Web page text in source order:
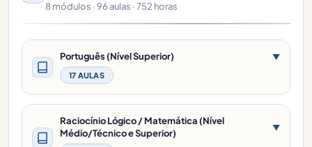
8 módulos · 96 aulas · 752 horas
Português (Nível Superior)
17 AULAS
▼
Raciocínio Lógico / Matemática (Nível
Médio/Técnico e Superior)
▼